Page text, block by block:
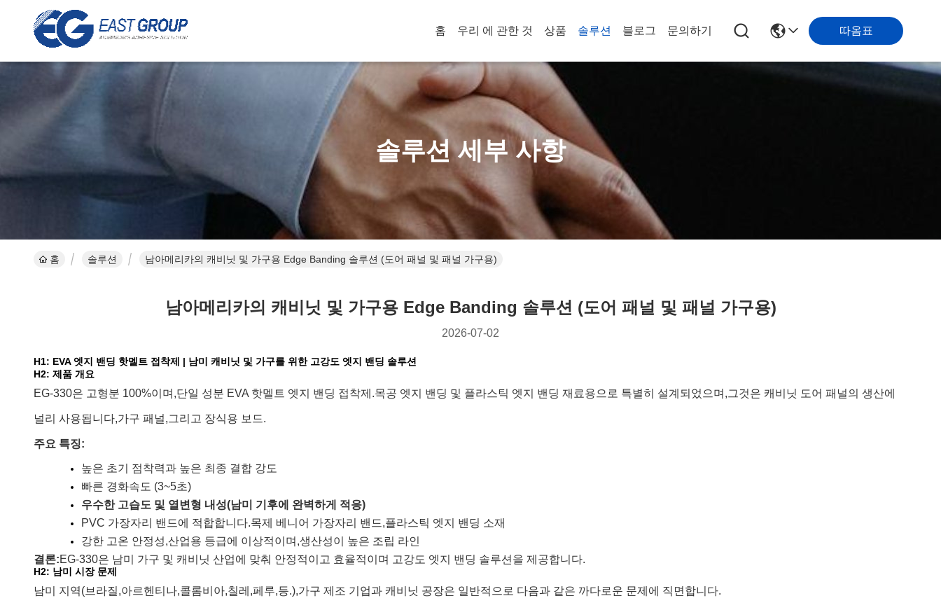
홈 우리 에 관한 것 상품 솔루션 블로그 문의하기 따옴표
솔루션 세부 사항
홈 솔루션 남아메리카의 캐비닛 및 가구용 Edge Banding 솔루션 (도어 패널 및 패널 가구용)
남아메리카의 캐비닛 및 가구용 Edge Banding 솔루션 (도어 패널 및 패널 가구용)
2026-07-02
H1: EVA 엣지 밴딩 핫멜트 접착제 | 남미 캐비닛 및 가구를 위한 고강도 엣지 밴딩 솔루션
H2: 제품 개요
EG-330은 고형분 100%이며,단일 성분 EVA 핫멜트 엣지 밴딩 접착제.목공 엣지 밴딩 및 플라스틱 엣지 밴딩 재료용으로 특별히 설계되었으며,그것은 캐비닛 도어 패널의 생산에
널리 사용됩니다,가구 패널,그리고 장식용 보드.
주요 특징:
높은 초기 점착력과 높은 최종 결합 강도
빠른 경화속도 (3~5초)
우수한 고습도 및 열변형 내성(남미 기후에 완벽하게 적응)
PVC 가장자리 밴드에 적합합니다.목제 베니어 가장자리 밴드,플라스틱 엣지 밴딩 소재
강한 고온 안정성,산업용 등급에 이상적이며,생산성이 높은 조립 라인
결론:EG-330은 남미 가구 및 캐비닛 산업에 맞춰 안정적이고 효율적이며 고강도 엣지 밴딩 솔루션을 제공합니다.
H2: 남미 시장 문제
남미 지역(브라질,아르헨티나,콜롬비아,칠레,페루,등.),가구 제조 기업과 캐비닛 공장은 일반적으로 다음과 같은 까다로운 문제에 직면합니다.